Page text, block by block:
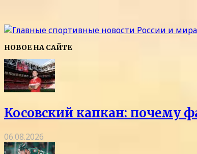
НОВОЕ НА САЙТЕ
Косовский капкан: почему
06.08.2026